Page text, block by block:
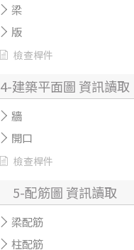
梁
版
檢查桿件
4-建築平面圖 資訊讀取
牆
開口
檢查桿件
5-配筋圖 資訊讀取
梁配筋
柱配筋